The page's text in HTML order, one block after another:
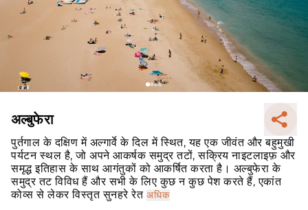
अल्बुफेरा
पुर्तगाल के दक्षिण में अल्गार्वे के दिल में स्थित, यह एक जीवंत और बहुमुखी
पर्यटन स्थल है, जो अपने आकर्षक समुद्र तटों, सक्रिय नाइटलाइफ़ और
समृद्ध इतिहास के साथ आगंतुकों को आकर्षित करता है। अल्बुफेरा के
समुद्र तट विविध हैं और सभी के लिए कुछ न कुछ पेश करते हैं, एकांत
कोव्स से लेकर विस्तृत सुनहरे रेत अधिक